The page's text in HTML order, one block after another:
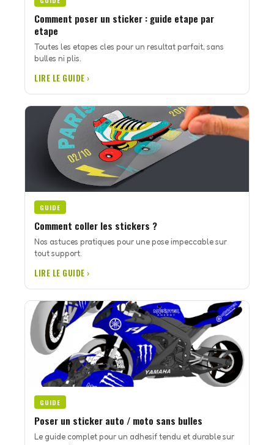
Comment poser un sticker : guide etape par
etape
Toutes les etapes cles pour un resultat parfait, sans
bulles ni plis.
LIRE LE GUIDE ›
GUIDE
Comment coller les stickers ?
Nos astuces pratiques pour une pose impeccable sur
tout support.
LIRE LE GUIDE ›
GUIDE
Poser un sticker auto / moto sans bulles
Le guide complet pour un adhesif tendu et durable sur